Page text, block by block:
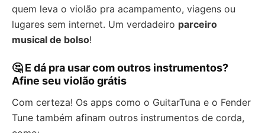
quem leva o violão pra acampamento, viagens ou
lugares sem internet. Um verdadeiro parceiro
musical de bolso!
🤔 E dá pra usar com outros instrumentos?
Afine seu violão grátis
Com certeza! Os apps como o GuitarTuna e o Fender
Tune também afinam outros instrumentos de corda,